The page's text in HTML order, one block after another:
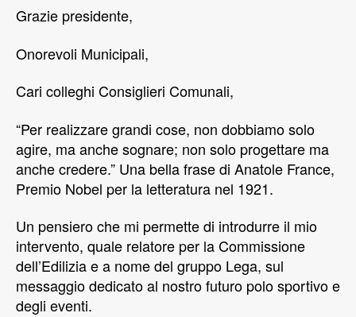
Grazie presidente,
Onorevoli Municipali,
Cari colleghi Consiglieri Comunali,
“Per realizzare grandi cose, non dobbiamo solo
agire, ma anche sognare; non solo progettare ma
anche credere.” Una bella frase di Anatole France,
Premio Nobel per la letteratura nel 1921.
Un pensiero che mi permette di introdurre il mio
intervento, quale relatore per la Commissione
dell’Edilizia e a nome del gruppo Lega, sul
messaggio dedicato al nostro futuro polo sportivo e
degli eventi.